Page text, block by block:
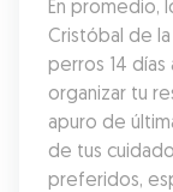
En promedio,
Cristóbal de
perros 14
organizar tu
apuro de
de tus
preferidos,